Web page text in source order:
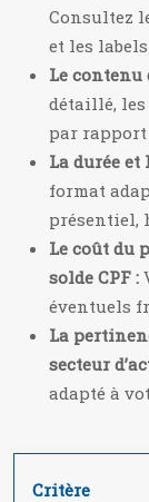
Consultez
et les
Le contenu
détaillé, les
par rapport
La durée
format
présentiel,
Le coût du
solde CPF :
éventuels
La
secteur
adapté à
Critère